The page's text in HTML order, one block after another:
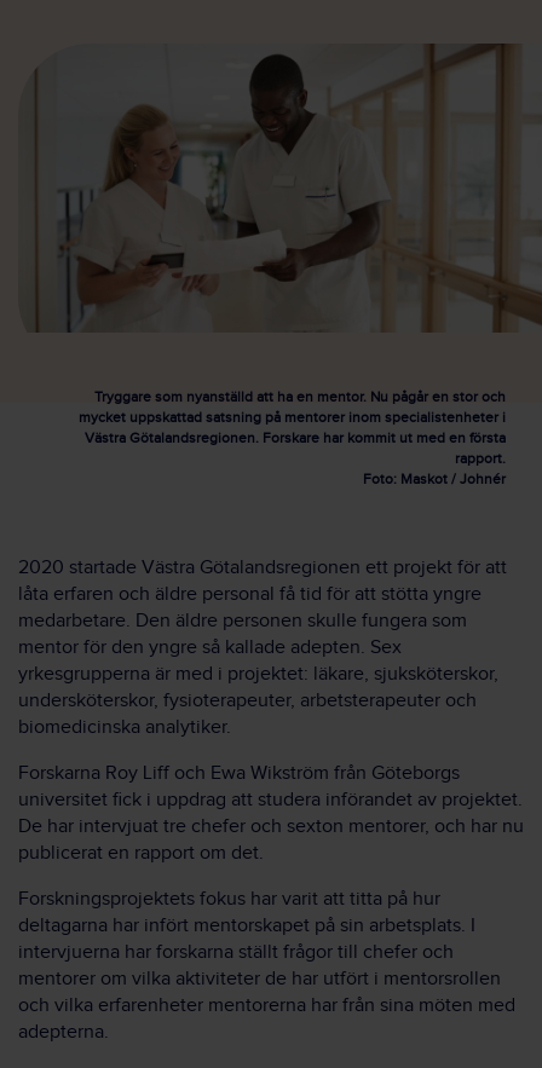
Tryggare som nyanställd att ha en mentor. Nu pågår en stor och
mycket uppskattad satsning på mentorer inom specialistenheter i
Västra Götalandsregionen. Forskare har kommit ut med en första
rapport.
Foto: Maskot / Johnér
2020 startade Västra Götalandsregionen ett projekt för att
låta erfaren och äldre personal få tid för att stötta yngre
medarbetare. Den äldre personen skulle fungera som
mentor för den yngre så kallade adepten. Sex
yrkesgrupperna är med i projektet: läkare, sjuksköterskor,
undersköterskor, fysioterapeuter, arbetsterapeuter och
biomedicinska analytiker.
Forskarna Roy Liff och Ewa Wikström från Göteborgs
universitet fick i uppdrag att studera införandet av projektet.
De har intervjuat tre chefer och sexton mentorer, och har nu
publicerat en rapport om det.
Forskningsprojektets fokus har varit att titta på hur
deltagarna har infört mentorskapet på sin arbetsplats. I
intervjuerna har forskarna ställt frågor till chefer och
mentorer om vilka aktiviteter de har utfört i mentorsrollen
och vilka erfarenheter mentorerna har från sina möten med
adepterna.